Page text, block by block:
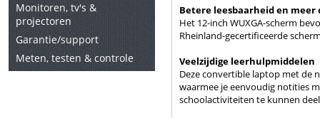
Monitoren, tv's &
projectoren
Garantie/support
Meten, testen & controle
Betere leesbaarheid en
Het 12-inch WUXGA-scherm
Rheinland-gecertificeerde
Veelzijdige leerhulpmiddelen
Deze convertible laptop met de
waarmee je eenvoudig notities
schoolactiviteiten te kunnen